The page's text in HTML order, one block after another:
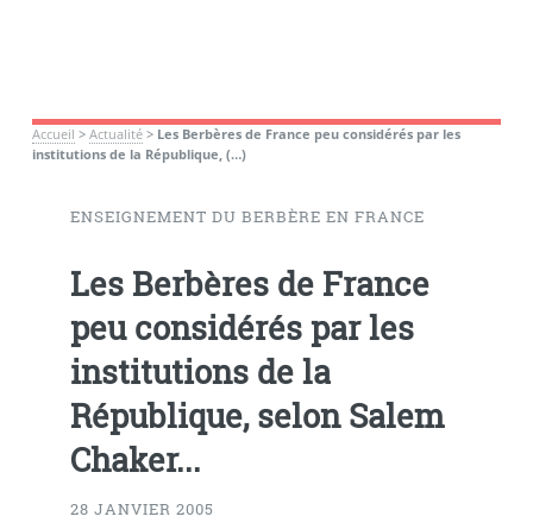
Accueil > Actualité> Les Berbères de France peu considérés par les
institutions de la République, (…)
ENSEIGNEMENT DU BERBÈRE EN FRANCE
Les Berbères de France
peu considérés par les
institutions de la
République, selon Salem
Chaker...
28 JANVIER 2005